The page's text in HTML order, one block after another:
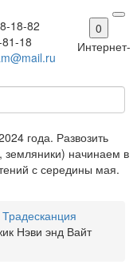
18-82
18
0
Интернет-
года. Развозить
начинаем в
с середины мая.
Традесканция
Нэви энд Вайт